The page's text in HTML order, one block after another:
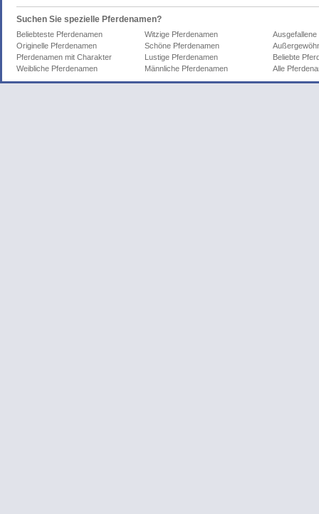
Suchen Sie spezielle Pferdenamen?
Beliebteste Pferdenamen Witzige Pferdenamen
Originelle Pferdenamen
Schöne Pferdenamen
Pferdenamen mit Charakter
Lustige Pferdenamen
Beliebte
Weibliche Pferdenamen
Männliche Pferdenamen Alle